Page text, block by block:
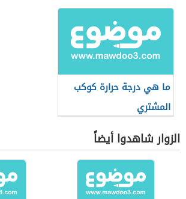
ما هي درجة حرارة كوكب
المشتري
الزوار شاهدوا أيضاً